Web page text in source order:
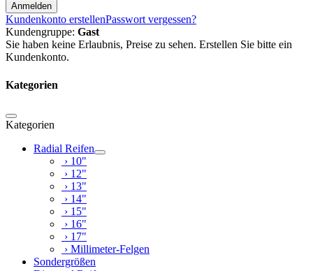
Anmelden
Kundenkonto erstellenPasswort vergessen?
Kundengruppe: Gast
Sie haben keine Erlaubnis, Preise zu sehen. Erstellen Sie bitte ein
Kundenkonto.
Kategorien
Kategorien
Radial Reifen
› 10"
› 12"
› 13"
› 14"
› 15"
› 16"
› 17"
› Millimeter-Felgen
Sondergrößen